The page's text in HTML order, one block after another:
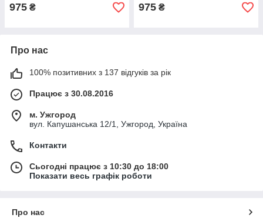
975 ₴ 975 ₴
Про нас
100% позитивних з 137 відгуків за рік
Працює з 30.08.2016
м. Ужгород
вул. Капушанська 12/1, Ужгород, Україна
Контакти
Сьогодні працює з 10:30 до 18:00
Показати весь графік роботи
Про нас